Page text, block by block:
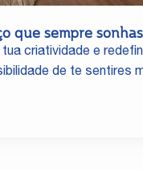
que sempre
tua criatividade e
de te sentires